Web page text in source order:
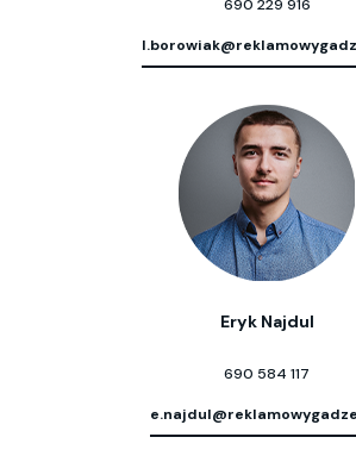
690 229 916
Eryk Najdul
690 584 117